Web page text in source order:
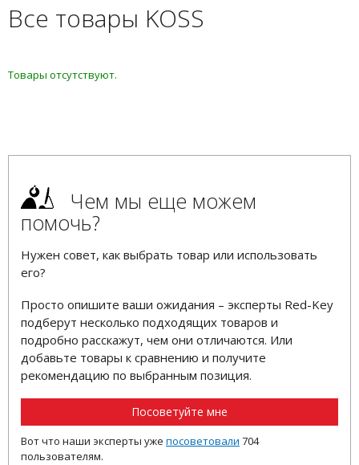
Все товары KOSS
Товары отсутствуют.
Чем мы еще можем
помочь?
Нужен совет, как выбрать товар или использовать
его?
Просто опишите ваши ожидания – эксперты Red-Key
подберут несколько подходящих товаров и
подробно расскажут, чем они отличаются. Или
добавьте товары к сравнению и получите
рекомендацию по выбранным позиция.
Посоветуйте мне
Вот что наши эксперты уже посоветовали 704
пользователям.